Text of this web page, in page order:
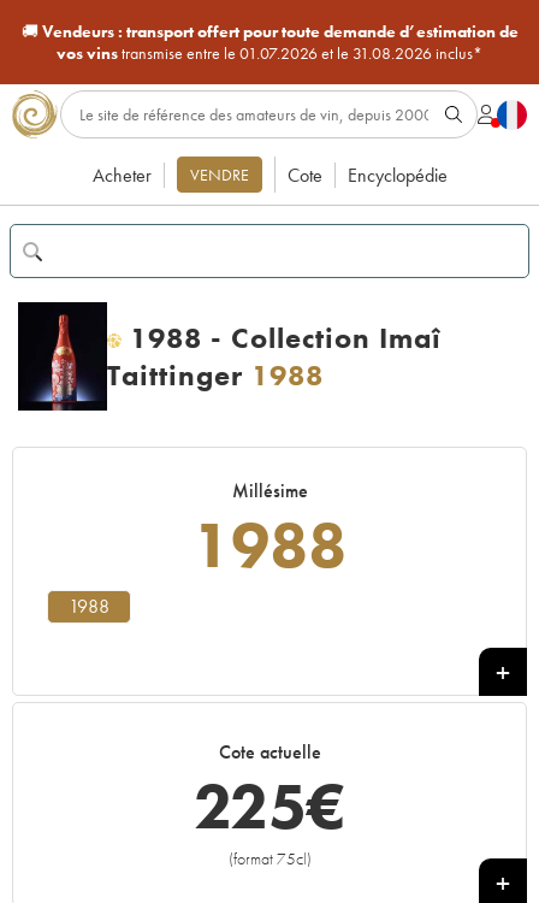
🚚Vendeurs : transport offert pour toute demande d’estimation de
vos vinstransmise entre le 01.07.2026 et le 31.08.2026 inclus*
Acheter VENDRE Cote Encyclopédie
H
1988 - Collection Imaî
Taittinger 1988
Millésime
1988
1988
Cote actuelle
225€
(format 75cl)
+